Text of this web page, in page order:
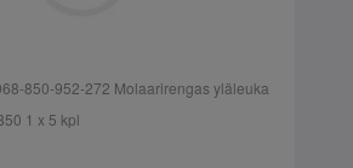
850-952-272 Molaarirengas yläleuka
1 x 5 kpl